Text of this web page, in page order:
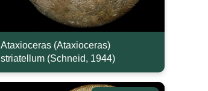
Ataxioceras (Ataxioceras)
striatellum (Schneid, 1944)